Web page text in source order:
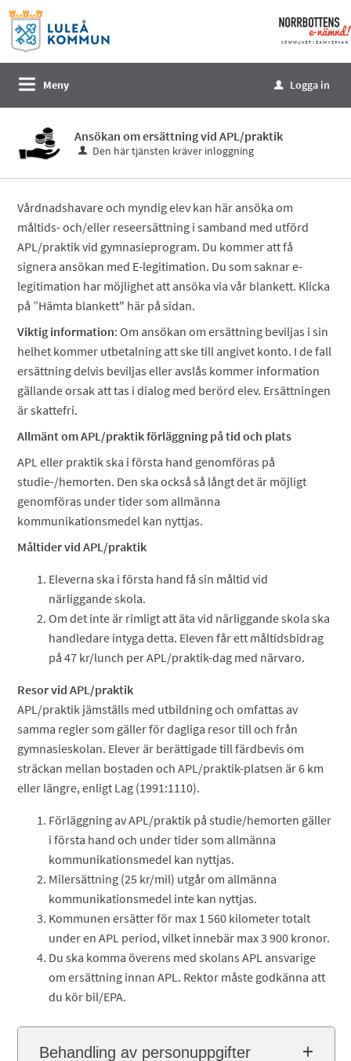
Välkommen
till
tjänster
enämnd
Meny u Logga in
Ansökan om ersättning vid APL/praktik
Den här tjänsten kräver inloggning
Vårdnadshavare och myndig elev kan här ansöka om
måltids- och/eller reseersättning i samband med utförd
APL/praktik vid gymnasieprogram. Du kommer att få
signera ansökan med E-legitimation. Du som saknar e-
legitimation har möjlighet att ansöka via vår blankett. Klicka
på ”Hämta blankett" här på sidan.
Viktig information: Om ansökan om ersättning beviljas i sin
helhet kommer utbetalning att ske till angivet konto. I de fall
ersättning delvis beviljas eller avslås kommer information
gällande orsak att tas i dialog med berörd elev. Ersättningen
är skattefri.
Allmänt om APL/praktik förläggning på tid och plats
APL eller praktik ska i första hand genomföras på
studie-/hemorten. Den ska också så långt det är möjligt
genomföras under tider som allmänna
kommunikationsmedel kan nyttjas.
Måltider vid APL/praktik
Eleverna ska i första hand få sin måltid vid
närliggande skola.
Om det inte är rimligt att äta vid närliggande skola ska
handledare intyga detta. Eleven får ett måltidsbidrag
på 47 kr/lunch per APL/praktik-dag med närvaro.
Resor vid APL/praktik
APL/praktik jämställs med utbildning och omfattas av
samma regler som gäller för dagliga resor till och från
gymnasieskolan. Elever är berättigade till färdbevis om
sträckan mellan bostaden och APL/praktik-platsen är 6 km
eller längre, enligt Lag (1991:1110).
Förläggning av APL/praktik på studie/hemorten gäller
i första hand och under tider som allmänna
kommunikationsmedel kan nyttjas.
Milersättning (25 kr/mil) utgår om allmänna
kommunikationsmedel inte kan nyttjas.
Kommunen ersätter för max 1 560 kilometer totalt
under en APL period, vilket innebär max 3 900 kronor.
Du ska komma överens med skolans APL ansvarige
om ersättning innan APL. Rektor måste godkänna att
du kör bil/EPA.
Behandling av personuppgifter